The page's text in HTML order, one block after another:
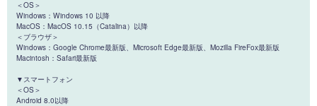
＜OS＞
Windows：Windows 10 以降
MacOS：MacOS 10.15（Catalina）以降
＜ブラウザ＞
Windows：Google Chrome最新版、Microsoft Edge最新版、Mozilla FireFox最新版
Macintosh：Safari最新版
▼スマートフォン
＜OS＞
Android 8.0以降